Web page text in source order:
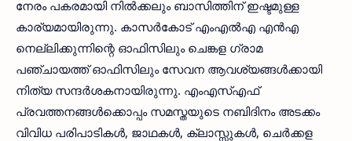
നേരം പകരമായി നിൽക്കലും ബാസിത്തിന് ഇഷ്ടമുള്ള
കാര്യമായിരുന്നു. കാസർകോട് എംഎൽഎ എൻഎ
നെല്ലിക്കുന്നിന്റെ ഓഫിസിലും ചെങ്കള ഗ്രാമ
പഞ്ചായത്ത്‌ ഓഫിസിലും സേവന ആവശ്യങ്ങൾക്കായി
നിത്യ സന്ദർശകനായിരുന്നു. എംഎസ്എഫ്
പ്രവത്തനങ്ങൾക്കൊപ്പം സമസ്തയുടെ നബിദിനം അടക്കം
വിവിധ പരിപാടികൾ, ജാഥകൾ, ക്ലാസ്സുകൾ, ചെർക്കള